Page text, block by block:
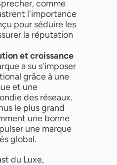
comme
l'importance
pour séduire les
la réputation
et croissance
a su s'imposer
grâce à une
et une
des réseaux.
le plus grand
une bonne
une marque
global.
du Luxe,